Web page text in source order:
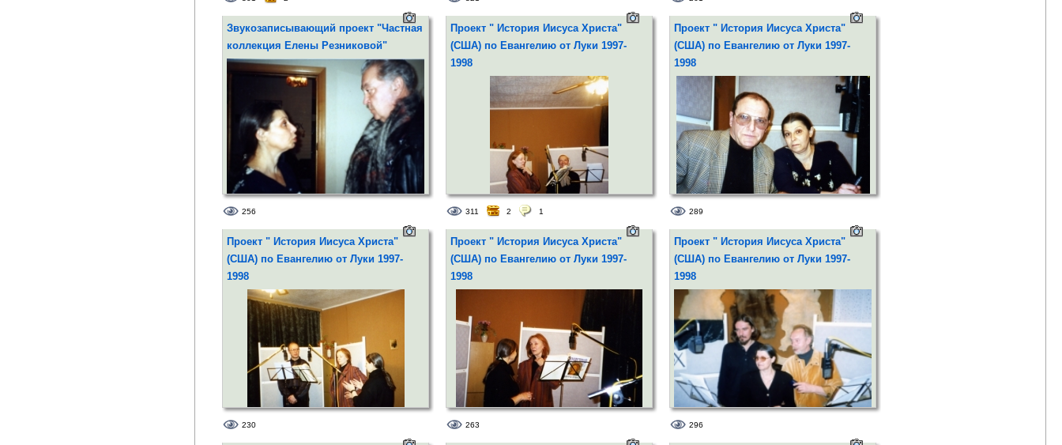
Репетиция.на площадке - Михаил Лебедев,
Николай Абрашин, Николай Лазарев,
Валерий Баринов
Звукозаписывающий проект "Частная
коллекция Елены Резниковой"
Первосвященник Кайфа - Владимир
256
Проект " История Иисуса Христа"
(США) по Евангелию от Луки 1997-
1998
Светлана светличная - Елисавета, Дева
Мария - Маргарита Терехова
311 2 1
Проект " История Иисуса Христа"
(США) по Евангелию от Луки 1997-
1998
289
Проект " История Иисуса Христа"
(США) по Евангелию от Луки 1997-
1998
Сцена Благовещения архангела Гавриила
230
Проект " История Иисуса Христа"
(США) по Евангелию от Луки 1997-
1998
263
Проект " История Иисуса Христа"
(США) по Евангелию от Луки 1997-
1998
296